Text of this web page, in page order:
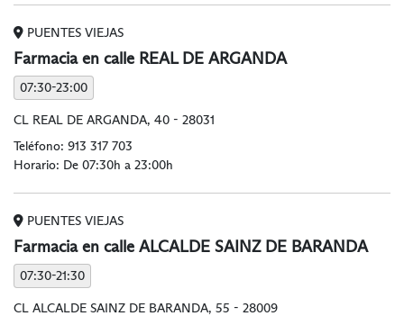
PUENTES VIEJAS
Farmacia en calle REAL DE ARGANDA
07:30-23:00
CL REAL DE ARGANDA, 40 - 28031
Teléfono: 913 317 703
Horario: De 07:30h a 23:00h
PUENTES VIEJAS
Farmacia en calle ALCALDE SAINZ DE BARANDA
07:30-21:30
CL ALCALDE SAINZ DE BARANDA, 55 - 28009